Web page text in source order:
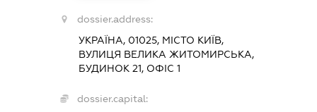
dossier.address:
УКРАЇНА, 01025, МІСТО КИЇВ,
ВУЛИЦЯ ВЕЛИКА ЖИТОМИРСЬКА,
БУДИНОК 21, ОФІС 1
dossier.capital: